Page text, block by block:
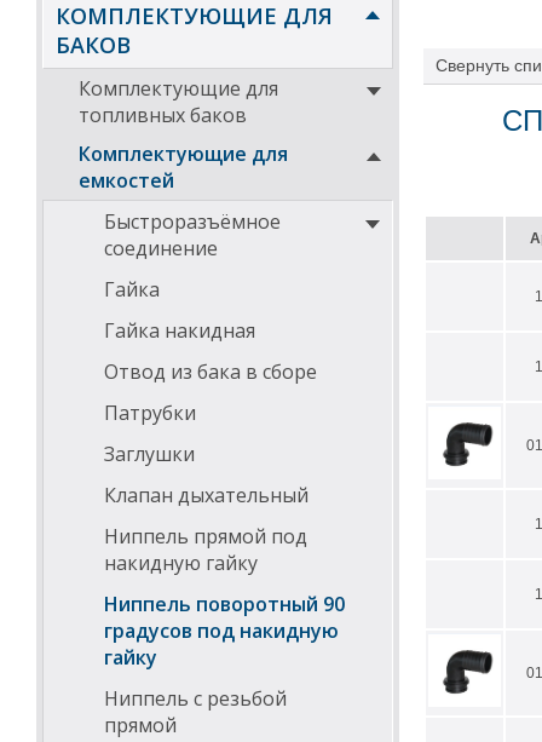
КОМПЛЕКТУЮЩИЕ ДЛЯ
БАКОВ
Комплектующие для
топливных баков
Комплектующие для
емкостей
Быстроразъёмное
соединение
Гайка
Гайка накидная
Отвод из бака в сборе
Патрубки
Заглушки
Клапан дыхательный
Ниппель прямой под
накидную гайку
Ниппель поворотный 90
градусов под накидную
гайку
Ниппель с резьбой
прямой
Свернуть